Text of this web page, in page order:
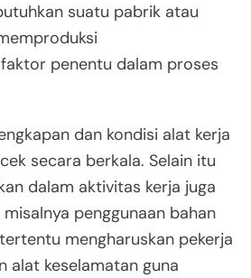
suatu pabrik atau
penentu dalam proses
dan kondisi alat kerja
secara berkala. Selain itu
dalam aktivitas kerja juga
penggunaan bahan
mengharuskan pekerja
alat keselamatan guna